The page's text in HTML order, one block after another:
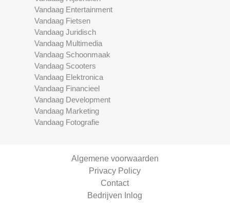
Vandaag Entertainment
Vandaag Fietsen
Vandaag Juridisch
Vandaag Multimedia
Vandaag Schoonmaak
Vandaag Scooters
Vandaag Elektronica
Vandaag Financieel
Vandaag Development
Vandaag Marketing
Vandaag Fotografie
Algemene voorwaarden
Privacy Policy
Contact
Bedrijven Inlog